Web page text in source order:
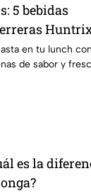
5 bebidas
este regreso a
y
en tu lunch con
de sabor y
es la